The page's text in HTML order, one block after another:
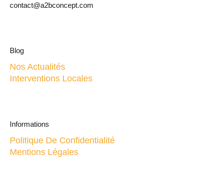
contact@a2bconcept.com
Blog
Nos Actualités
Interventions Locales
Informations
Politique De Confidentialité
Mentions Légales